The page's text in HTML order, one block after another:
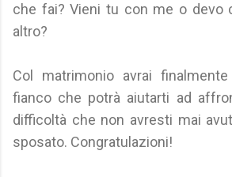
che fai? Vieni tu con me o devo
altro?
Col matrimonio avrai
fianco che potrà aiutarti ad
difficoltà che non avresti mai
sposato. Congratulazioni!